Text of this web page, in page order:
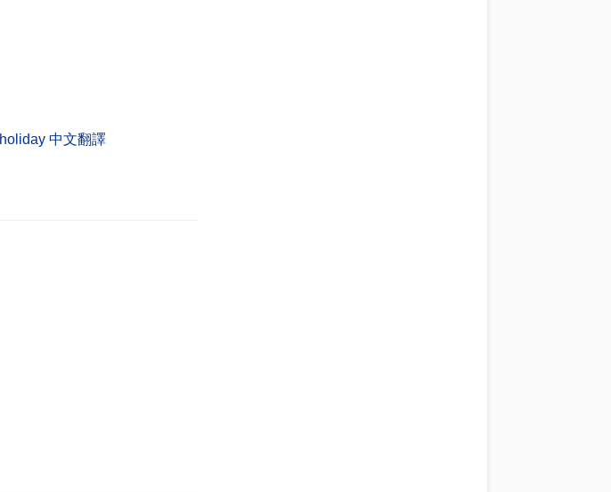
holiday 中文翻譯